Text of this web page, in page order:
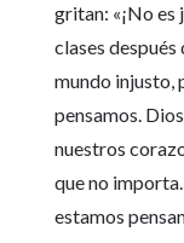
gritan: «¡No es
clases
mundo injusto,
pensamos.
nuestros
que no
estamos